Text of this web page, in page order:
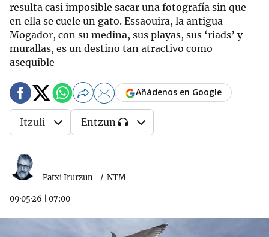
resulta casi imposible sacar una fotografía sin que
en ella se cuele un gato. Essaouira, la antigua
Mogador, con su medina, sus playas, sus ‘riads’ y
murallas, es un destino tan atractivo como
asequible
Patxi Irurzun NTM
09·05·26 07:00
Añádenos en Google
Itzuli Entzun